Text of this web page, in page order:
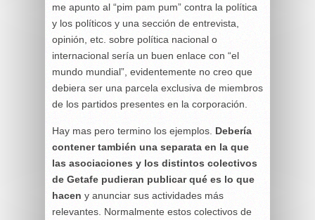
me apunto al “pim pam pum” contra la política
y los políticos y una sección de entrevista,
opinión, etc. sobre política nacional o
internacional sería un buen enlace con “el
mundo mundial”, evidentemente no creo que
debiera ser una parcela exclusiva de miembros
de los partidos presentes en la corporación.
Hay mas pero termino los ejemplos. Debería
contener también una separata en la que
las asociaciones y los distintos colectivos
de Getafe pudieran publicar qué es lo que
hacen y anunciar sus actividades más
relevantes. Normalmente estos colectivos de